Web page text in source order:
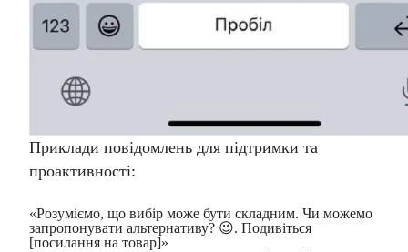
Приклади повідомлень для підтримки та
проактивності:
«Розуміємо, що вибір може бути складним. Чи можемо
запропонувати альтернативу? 😉. Подивіться
[посилання на товар]»